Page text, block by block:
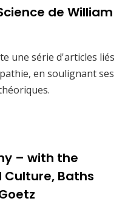
de William
une série d'articles liés
en soulignant ses
– with the
Baths